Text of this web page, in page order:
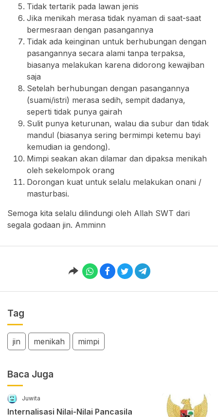
Tidak tertarik pada lawan jenis
Jika menikah merasa tidak nyaman di saat-saat
bermesraan dengan pasangannya
Tidak ada keinginan untuk berhubungan dengan
pasangannya secara alami tanpa terpaksa,
biasanya melakukan karena didorong kewajiban
saja
Setelah berhubungan dengan pasangannya
(suami/istri) merasa sedih, sempit dadanya,
seperti tidak punya gairah
Sulit punya keturunan, walau dia subur dan tidak
mandul (biasanya sering bermimpi ketemu bayi
kemudian ia gendong).
Mimpi seakan akan dilamar dan dipaksa menikah
oleh sekelompok orang
Dorongan kuat untuk selalu melakukan onani /
masturbasi.
Semoga kita selalu dilindungi oleh Allah SWT dari
segala godaan jin. Amminn
Tag
jin menikah mimpi
Baca Juga
Juwita
Internalisasi Nilai-Nilai Pancasila